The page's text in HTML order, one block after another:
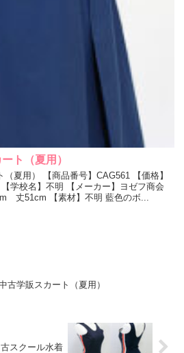
ト（夏用）
夏用） 【商品番号】CAG561 【価格】
学校名】不明 【メーカー】ヨゼフ商会
丈51cm 【素材】不明 藍色のボ...
古学販スカート（夏用）
スクール水着